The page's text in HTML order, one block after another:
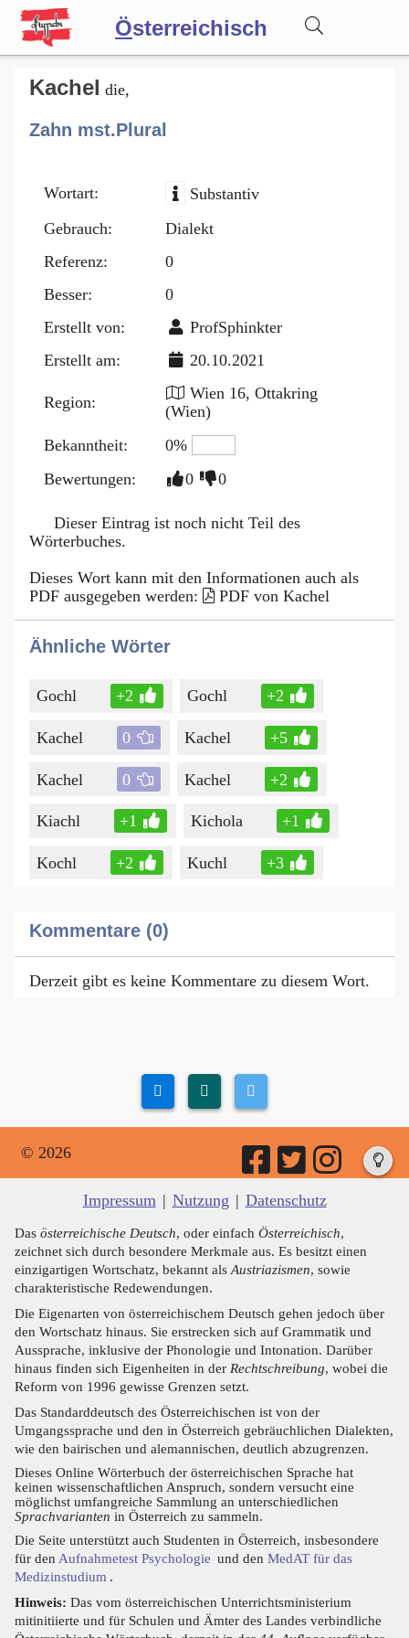
Österreichisch
Wörterbuch
Forum
Blog
Kachel die,
Zahn mst.Plural
Wortart:
Substantiv
Gebrauch:
Dialekt
Referenz:
0
Besser:
0
Erstellt von:
ProfSphinkter
Erstellt am:
20.10.2021
Region:
Wien 16, Ottakring
(Wien)
Bekanntheit:
0%
Bewertungen:
0 0
Dieser Eintrag ist noch nicht Teil des
Wörterbuches.
Dieses Wort kann mit den Informationen auch als
PDF ausgegeben werden:
PDF von Kachel
Ähnliche Wörter
Gochl +2 Gochl +2
Kachel 0 Kachel +5
Kachel 0 Kachel +2
Kiachl +1 Kichola +1
Kochl +2 Kuchl +3
Kommentare (0)
Derzeit gibt es keine Kommentare zu diesem Wort.
© 2026
Impressum | Nutzung | Datenschutz
Das österreichische Deutsch, oder einfach Österreichisch,
zeichnet sich durch besondere Merkmale aus. Es besitzt einen
einzigartigen Wortschatz, bekannt als Austriazismen, sowie
charakteristische Redewendungen.
Die Eigenarten von österreichischem Deutsch gehen jedoch über
den Wortschatz hinaus. Sie erstrecken sich auf Grammatik und
Aussprache, inklusive der Phonologie und Intonation. Darüber
hinaus finden sich Eigenheiten in der Rechtschreibung, wobei die
Reform von 1996 gewisse Grenzen setzt.
Das Standarddeutsch des Österreichischen ist von der
Umgangssprache und den in Österreich gebräuchlichen Dialekten,
wie den bairischen und alemannischen, deutlich abzugrenzen.
Dieses Online Wörterbuch der österreichischen Sprache hat
keinen wissenschaftlichen Anspruch, sondern versucht eine
möglichst umfangreiche Sammlung an unterschiedlichen
Sprachvarianten in Österreich zu sammeln.
Die Seite unterstützt auch Studenten in Österreich, insbesondere
für den Aufnahmetest Psychologie und den MedAT für das
Medizinstudium .
Hinweis: Das vom österreichischen Unterrichtsministerium
mitinitiierte und für Schulen und Ämter des Landes verbindliche